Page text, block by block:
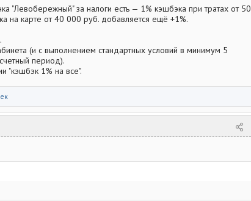
"Левобережный" за налоги есть — 1% кэшбэка при тратах от 50
на карте от 40 000 руб. добавляется ещё +1%.
(и с выполнением стандартных условий в минимум 5
период).
"кэшбэк 1% на все".